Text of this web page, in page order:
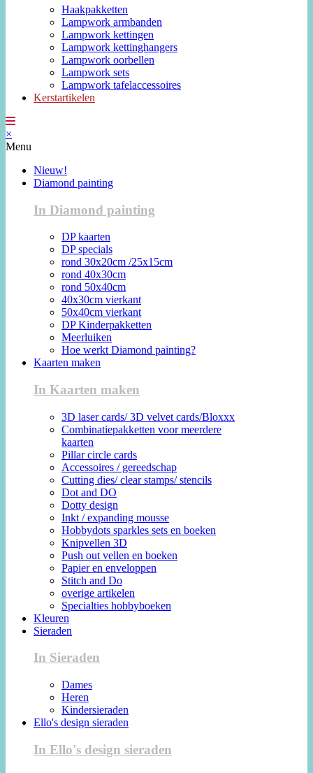
Haakpakketten
Lampwork armbanden
Lampwork kettingen
Lampwork kettinghangers
Lampwork oorbellen
Lampwork sets
Lampwork tafelaccessoires
Kerstartikelen
×
Menu
Nieuw!
Diamond painting
In Diamond painting
DP kaarten
DP specials
rond 30x20cm /25x15cm
rond 40x30cm
rond 50x40cm
40x30cm vierkant
50x40cm vierkant
DP Kinderpakketten
Meerluiken
Hoe werkt Diamond painting?
Kaarten maken
In Kaarten maken
3D laser cards/ 3D velvet cards/Bloxxx
Combinatiepakketten voor meerdere
kaarten
Pillar circle cards
Accessoires / gereedschap
Cutting dies/ clear stamps/ stencils
Dot and DO
Dotty design
Inkt / expanding mousse
Hobbydots sparkles sets en boeken
Knipvellen 3D
Push out vellen en boeken
Papier en enveloppen
Stitch and Do
overige artikelen
Specialties hobbyboeken
Kleuren
Sieraden
In Sieraden
Dames
Heren
Kindersieraden
Ello's design sieraden
In Ello's design sieraden